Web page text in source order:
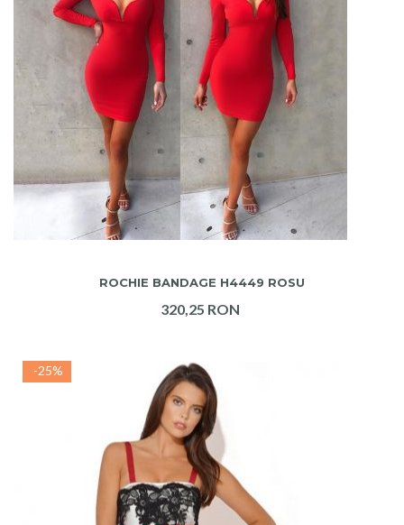
ROCHIE BANDAGE H4449 ROSU
320,25 RON
-25%